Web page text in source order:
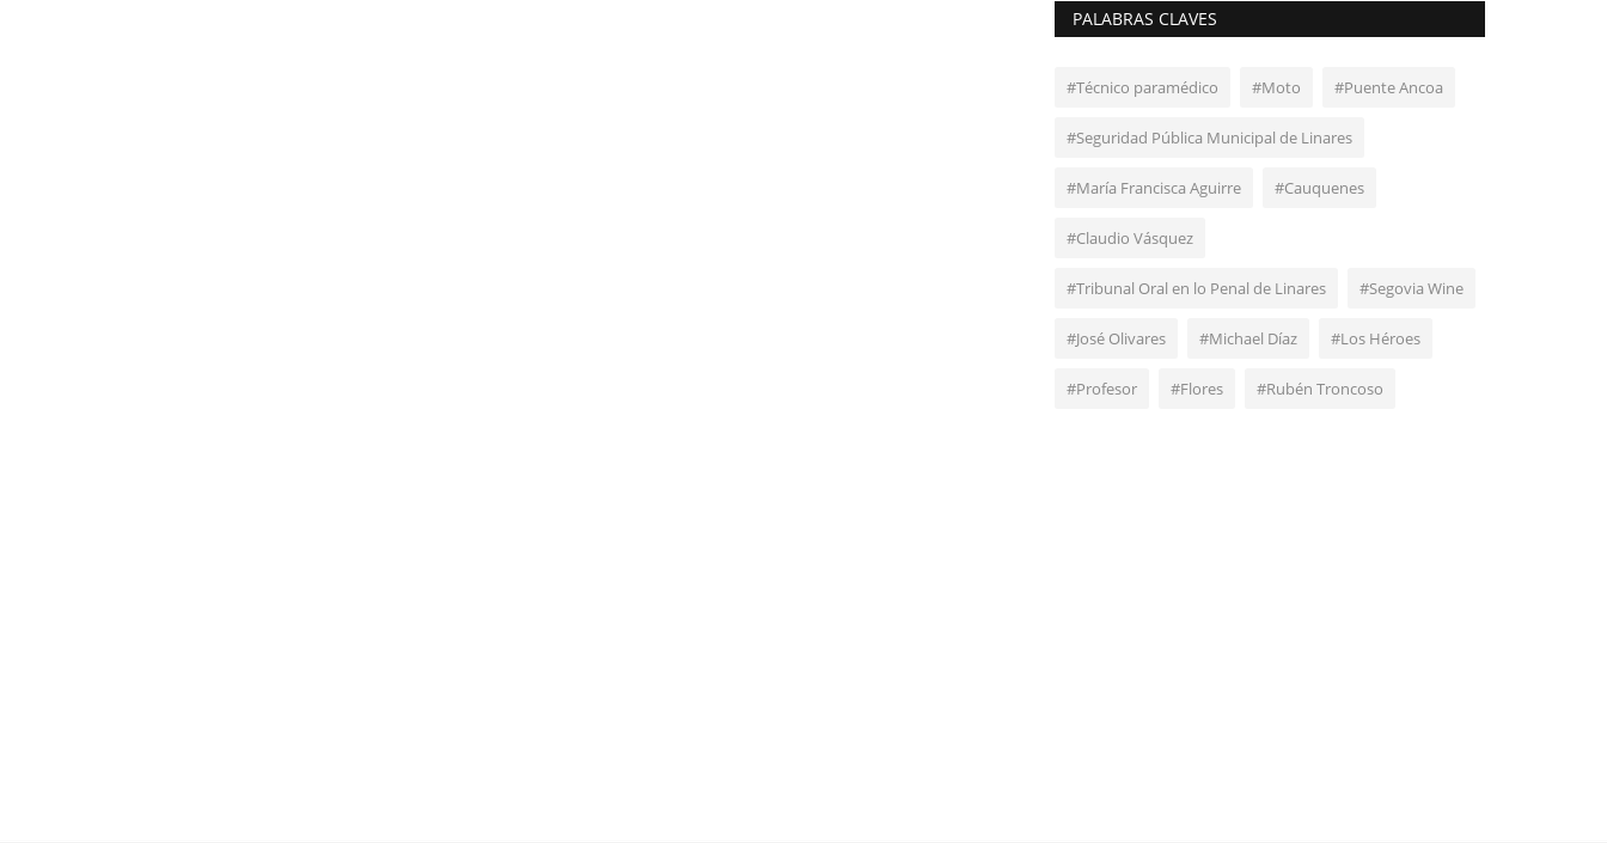
PALABRAS CLAVES
#Técnico paramédico #Moto #Puente Ancoa
#Seguridad Pública Municipal de Linares
#María Francisca Aguirre #Cauquenes
#Claudio Vásquez
#Tribunal Oral en lo Penal de Linares #Segovia Wine
#José Olivares #Michael Díaz #Los Héroes
#Profesor #Flores #Rubén Troncoso